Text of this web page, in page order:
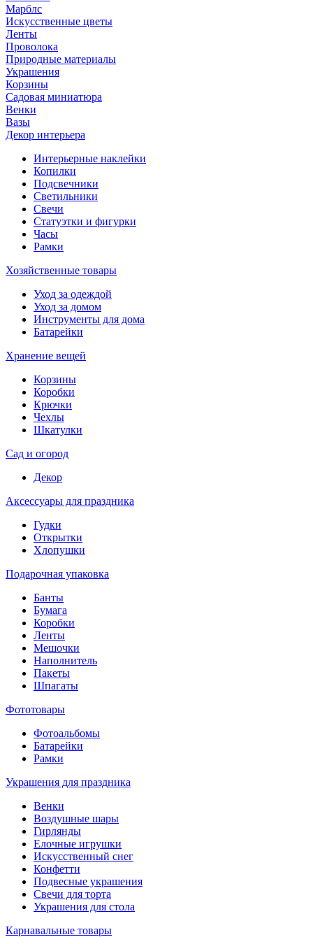
Марблс
Искусственные цветы
Ленты
Проволока
Природные материалы
Украшения
Корзины
Садовая миниатюра
Венки
Вазы
Декор интерьера
Интерьерные наклейки
Копилки
Подсвечники
Светильники
Свечи
Статуэтки и фигурки
Часы
Рамки
Хозяйственные товары
Уход за одеждой
Уход за домом
Инструменты для дома
Батарейки
Хранение вещей
Корзины
Коробки
Крючки
Чехлы
Шкатулки
Сад и огород
Декор
Аксессуары для праздника
Гудки
Открытки
Хлопушки
Подарочная упаковка
Банты
Бумага
Коробки
Ленты
Мешочки
Наполнитель
Пакеты
Шпагаты
Фототовары
Фотоальбомы
Батарейки
Рамки
Украшения для праздника
Венки
Воздушные шары
Гирлянды
Елочные игрушки
Искусственный снег
Конфетти
Подвесные украшения
Свечи для торта
Украшения для стола
Карнавальные товары